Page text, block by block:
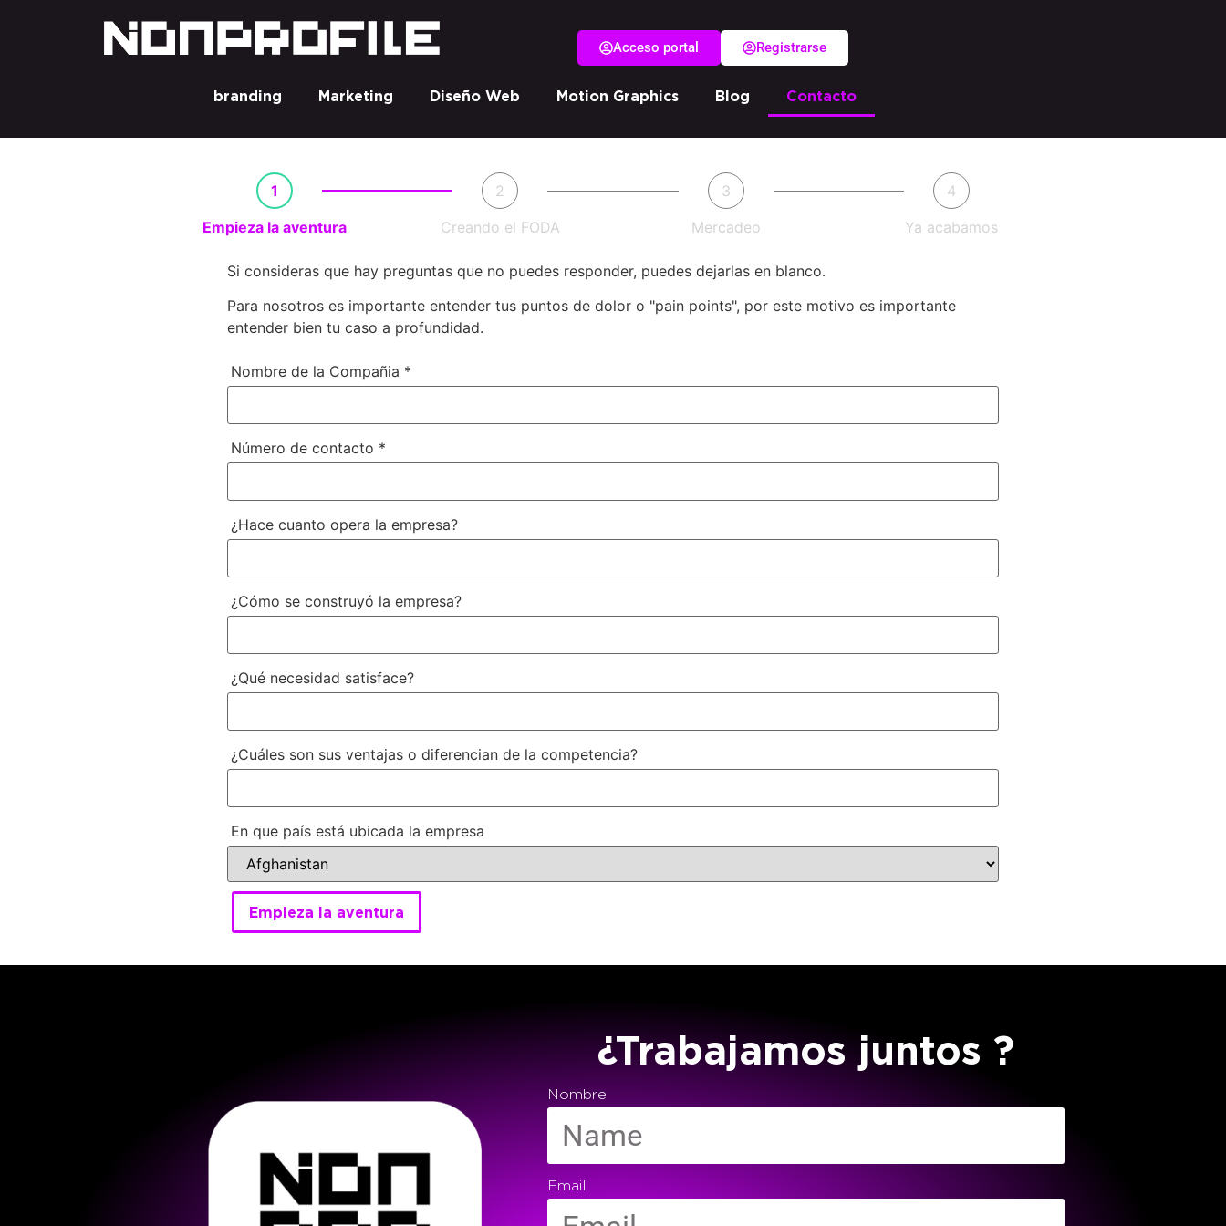
Acceso portal Registrarse
branding Marketing Diseño Web Motion Graphics Blog Contacto
1
Empieza la aventura
2
Creando el FODA
3
Mercadeo
4
Ya acabamos
Si consideras que hay preguntas que no puedes responder, puedes dejarlas en blanco.
Para nosotros es importante entender tus puntos de dolor o "pain points", por este motivo es importante
entender bien tu caso a profundidad.
Nombre de la Compañia *
Número de contacto *
¿Hace cuanto opera la empresa?
¿Cómo se construyó la empresa?
¿Qué necesidad satisface?
¿Cuáles son sus ventajas o diferencian de la competencia?
En que país está ubicada la empresa
Empieza la aventura
¿Trabajamos juntos ?
Nombre
Email